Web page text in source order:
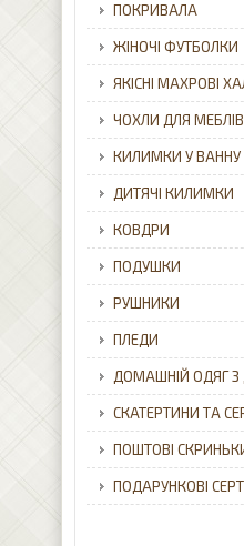
ПОКРИВАЛА
ЖІНОЧІ ФУТБОЛКИ
ЧОХЛИ ДЛЯ МЕБЛІВ
КИЛИМКИ У ВАННУ
ДИТЯЧІ КИЛИМКИ
КОВДРИ
ПОДУШКИ
РУШНИКИ
ПЛЕДИ
СКАТЕРТИНИ ТА